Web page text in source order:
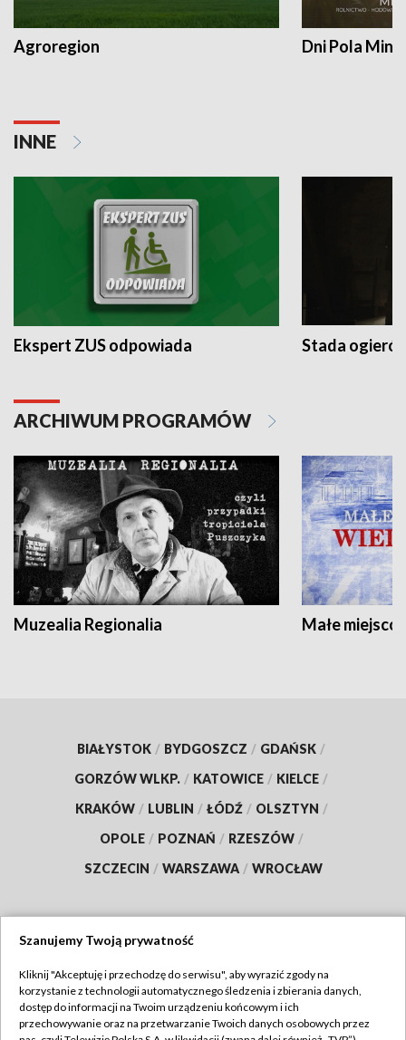
Agroregion Dni Pola
INNE
Ekspert ZUS odpowiada Stada
ARCHIWUM PROGRAMÓW
Muzealia Regionalia Małe
BIAŁYSTOK / BYDGOSZCZ / GDAŃSK /
GORZÓW WLKP. / KATOWICE / KIELCE /
KRAKÓW / LUBLIN / ŁÓDŹ / OLSZTYN /
OPOLE / POZNAŃ / RZESZÓW /
SZCZECIN / WARSZAWA / WROCŁAW
TVP
Abonament TVP
Regulamin TVP
Szanujemy Twoją prywatność
Kliknij "Akceptuję i przechodzę do serwisu", aby wyrazić zgody na
korzystanie z technologii automatycznego śledzenia i zbierania danych,
dostęp do informacji na Twoim urządzeniu końcowym i ich
przechowywanie oraz na przetwarzanie Twoich danych osobowych przez